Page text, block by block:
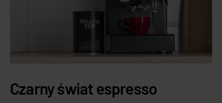
Czarny świat espresso